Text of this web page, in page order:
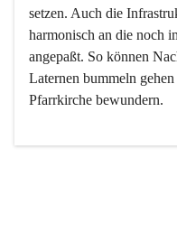
setzen. Auch die
harmonisch an die noch
angepaßt. So können
Laternen bummeln
Pfarrkirche bewundern.
Der Weinbau dominert